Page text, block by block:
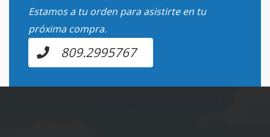
Estamos a tu orden para asistirte en tu
próxima compra.
809.2995767